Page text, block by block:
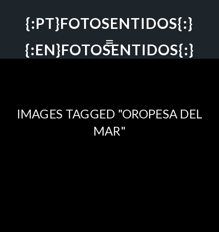
{:PT}FOTOSENTIDOS{:}
{:EN}FOTOSENTIDOS{:}
IMAGES TAGGED "OROPESA DEL
MAR"